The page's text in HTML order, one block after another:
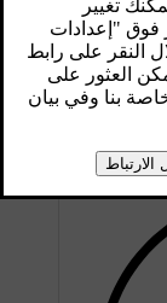
من جوانب